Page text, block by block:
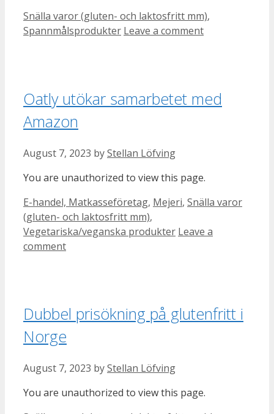
Categories
Snälla varor (gluten- och laktosfritt mm),
Spannmålsprodukter Leave a comment
Oatly utökar samarbetet med
Amazon
August 7, 2023 byStellan Löfving
You are unauthorized to view this page.
Categories
E-handel, Matkasseföretag, Mejeri, Snälla varor
(gluten- och laktosfritt mm),
Vegetariska/veganska produkter Leave a
comment
Dubbel prisökning på glutenfritt i
Norge
August 7, 2023 byStellan Löfving
You are unauthorized to view this page.